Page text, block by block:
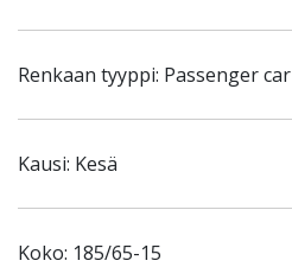
Renkaan tyyppi: Passenger car
Kausi: Kesä
Koko: 185/65-15